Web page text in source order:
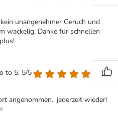
unangenehmer Geruch und
wackelig. Danke für schnellen
to 5: 5/5
angenommen.. jederzeit wieder!